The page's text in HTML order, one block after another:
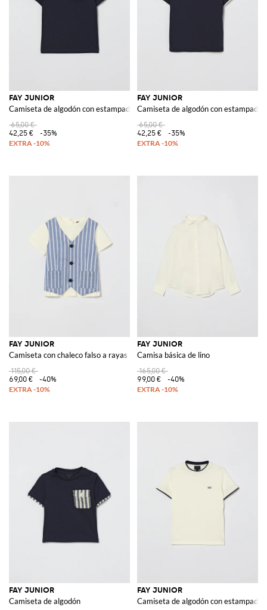
FAY JUNIOR
Camiseta de algodón con estampado de logo
65,00 €
42,25 €
-35%
FAY JUNIOR
Camiseta de algodón con estampado
65,00 €
42,25 €
-35%
FAY JUNIOR
Camiseta con chaleco falso a rayas
115,00 €
69,00 €
-40%
FAY JUNIOR
Camisa básica de lino
165,00 €
99,00 €
-40%
FAY JUNIOR
Camiseta de algodón
FAY JUNIOR
Camiseta de algodón con estampado